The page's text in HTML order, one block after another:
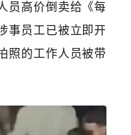
员高价倒卖给《每
事员工已被立即开
照的工作人员被带